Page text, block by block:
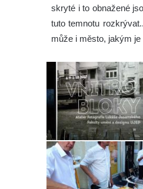
skryté i to obnažené
tuto temnotu
může i město, jakým